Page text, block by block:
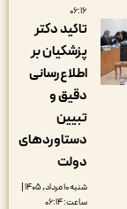
تاکید دکتر
پزشکیان بر
اطلاع‌رسانی
دستاوردهای
شنبه ۱۰ مرداد, ۱۴۰۵ |